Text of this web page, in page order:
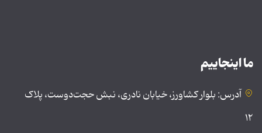
ما اینجاییم
آدرس: بلوار کشاورز، خیابان نادری، نبش حجت‌دوست، پلاک
۱۲